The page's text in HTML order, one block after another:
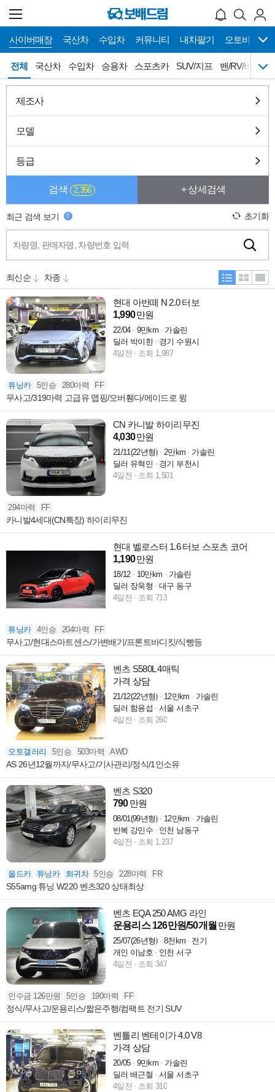
사이버매장 국산차 수입차 커뮤니티 내차팔기 오토바이
메
뉴
네
이
션
전체 국산차 수입차 승용차 스포츠카 SUV/지프 밴/RV/버스
사이버매장 바로가기
전체
스포츠카
캠핑카
희귀차
오토갤러리
제조사
모델
등급
검색 2,356 + 상세검색
최근 검색 보기 0 초기화
현대 아반떼 N 2.0 터보
1,990만원
22/04 9만km
가솔린
딜러 박이한
경기 수원시
4일전
조회 1,987
튜닝카 5인승 280마력 FF
무사고/319마력 고급유 맵핑/오버휀다/에이드로 윙
CN 카니발 하이리무진
4,030만원
21/11(22년형) 2만km
가솔린
딜러 유혁민
경기 부천시
4일전
조회 1,501
294마력 FF
카니발4세대(CN특장) 하이리무진
현대 벨로스터 1.6 터보 스포츠 코어
1,190만원
18/12 10만km
가솔린
딜러 장욱형
대구 동구
4일전
조회 713
튜닝카 4인승 204마력 FF
무사고/현대스마트센스/가변배기/프론트바디킷/식빵등
벤츠 S580L 4매틱
가격 상담
21/12(22년형) 12만km
가솔린
딜러 함용섭
서울 서초구
4일전
조회 260
오토갤러리 5인승 503마력 AWD
AS 26년12월까지/무사고/기사관리/정식/1인소유
벤츠 S320
790만원
08/01(99년형) 12만km
가솔린
반복 강민수
인천 남동구
4일전
조회 1,237
올드카 튜닝카 희귀차 5인승 228마력 FR
S55amg 튜닝 W220 벤츠320 상태최상
벤츠 EQA 250 AMG 라인
운용리스 126만원/50개월 만원
25/07(26년형) 8천km
전기
개인 이남호
인천 서구
4일전
조회 347
인수금 126만원 5인승 190마력 FF
정식/무사고/운용리스/짧은주행/컴팩트 전기 SUV
벤틀리 벤테이가 4.0 V8
가격 상담
20/05 9만km
가솔린
딜러 배근철
서울 서초구
4일전
조회 310